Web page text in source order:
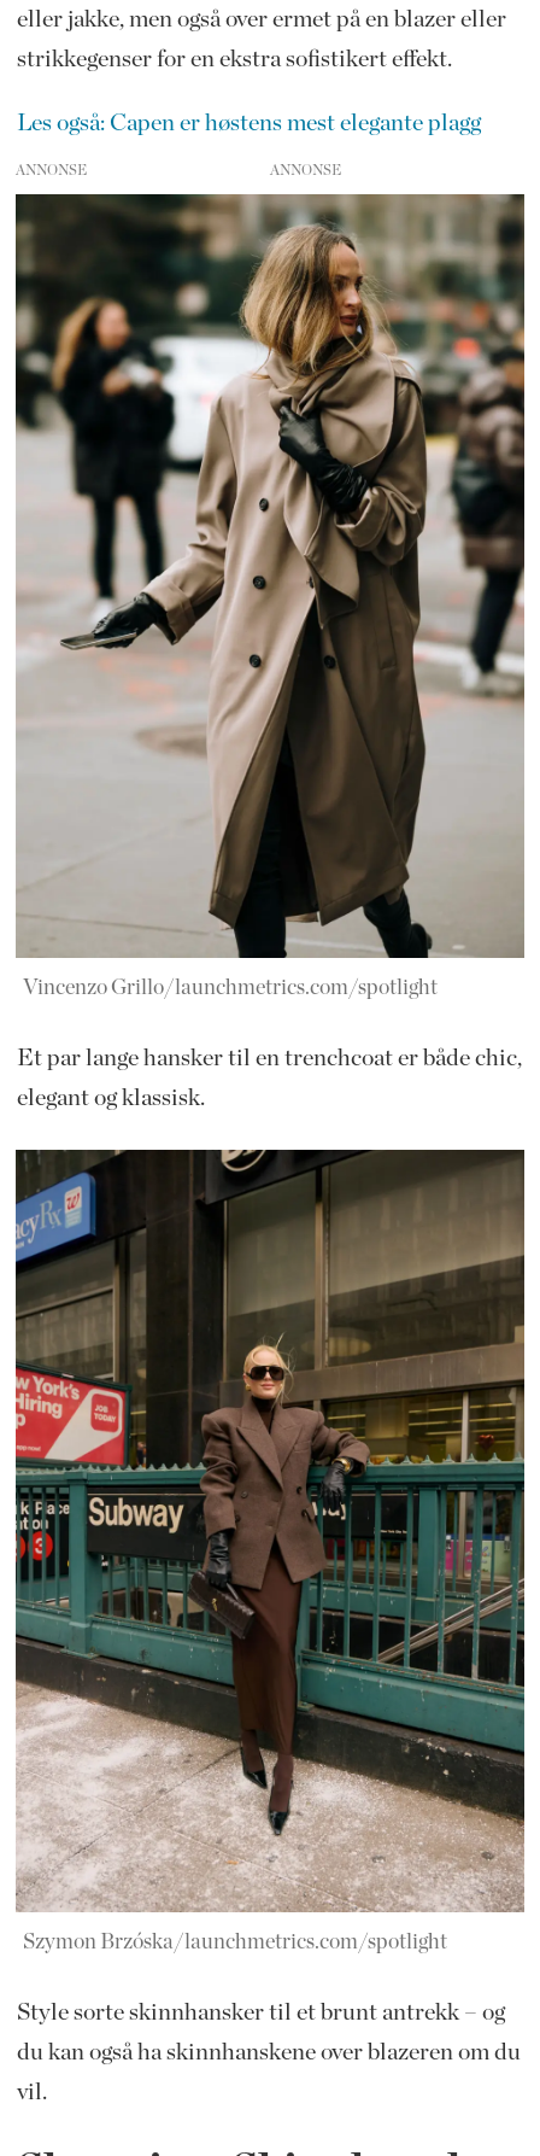
eller jakke, men også over ermet på en blazer eller
strikkegenser for en ekstra sofistikert effekt.
Les også: Capen er høstens mest elegante plagg
ANNONSE
Vincenzo Grillo/launchmetrics.com/spotlight
Et par lange hansker til en trenchcoat er både chic,
elegant og klassisk.
Szymon Brzóska/launchmetrics.com/spotlight
Style sorte skinnhansker til et brunt antrekk – og
du kan også ha skinnhanskene over blazeren om du
vil.